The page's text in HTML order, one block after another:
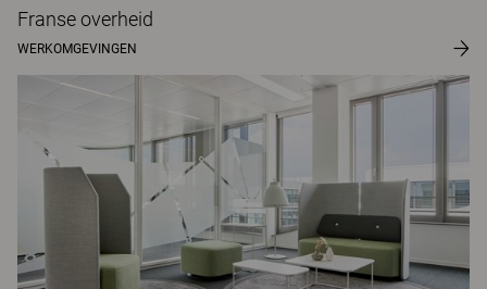
Franse overheid
WERKOMGEVINGEN